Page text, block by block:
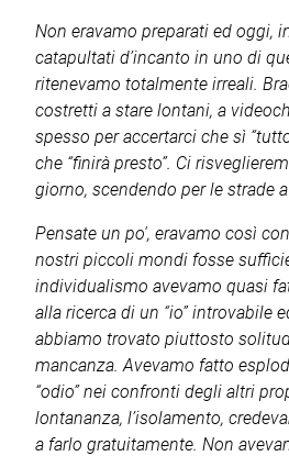
Non eravamo preparati ed oggi,
catapultati d’incanto in uno di
ritenevamo totalmente irreali.
costretti a stare lontani, a
spesso per accertarci che sì
che “finirà presto”. Ci
giorno, scendendo per le strade
Pensate un po', eravamo così
nostri piccoli mondi fosse
individualismo avevamo quasi
alla ricerca di un “io” introvabile
abbiamo trovato piuttosto
mancanza. Avevamo fatto
“odio” nei confronti degli altri
lontananza, l’isolamento,
a farlo gratuitamente. Non